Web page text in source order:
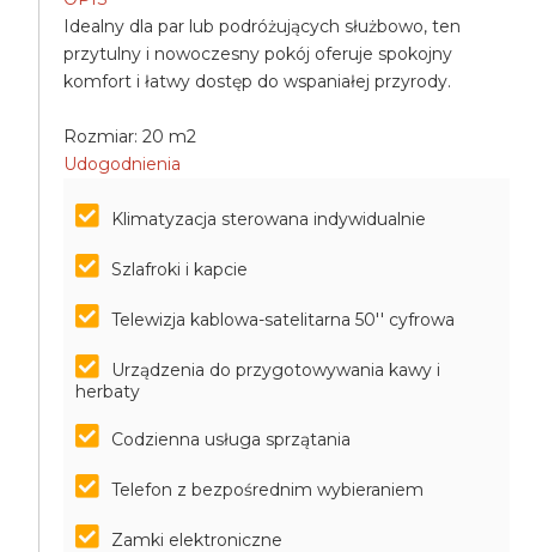
Idealny dla par lub podróżujących służbowo, ten
przytulny i nowoczesny pokój oferuje spokojny
komfort i łatwy dostęp do wspaniałej przyrody.
Rozmiar: 20 m2
Udogodnienia
Klimatyzacja sterowana indywidualnie
Szlafroki i kapcie
Telewizja kablowa-satelitarna 50'' cyfrowa
Urządzenia do przygotowywania kawy i
herbaty
Codzienna usługa sprzątania
Telefon z bezpośrednim wybieraniem
Zamki elektroniczne